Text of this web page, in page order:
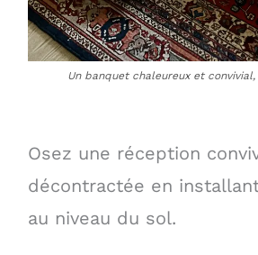
Un banquet chaleureux et
Osez une réception
décontractée en
au niveau du sol.